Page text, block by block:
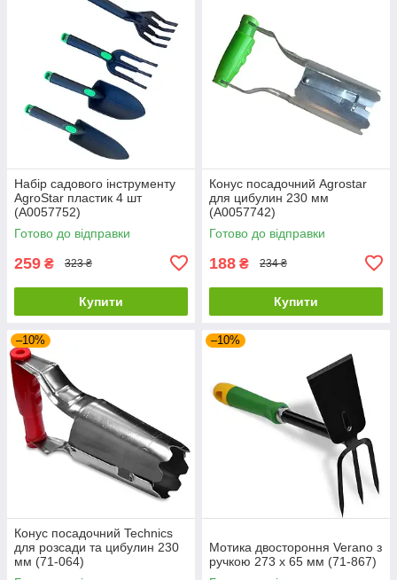
Набір садового інструменту
AgroStar пластик 4 шт
(А0057752)
Готово до відправки
259 ₴ 323 ₴
Купити
Конус посадочний Agrostar
для цибулин 230 мм
(А0057742)
Готово до відправки
188 ₴ 234 ₴
Купити
–10%
Конус посадочний Technics
для розсади та цибулин 230
мм (71-064)
–10%
Мотика двостороння Verano з
ручкою 273 х 65 мм (71-867)